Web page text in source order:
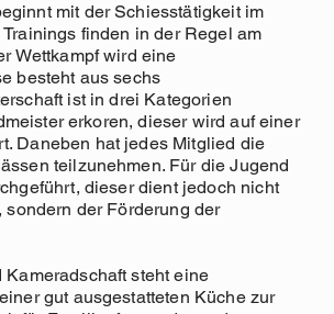
mit der Schiesstätigkeit im
finden in der Regel am
Wettkampf wird eine
besteht aus sechs
ist in drei Kategorien
erkoren, dieser wird auf einer
Daneben hat jedes Mitglied die
teilzunehmen. Für die Jugend
dieser dient jedoch nicht
der Förderung der
steht eine
gut ausgestatteten Küche zur